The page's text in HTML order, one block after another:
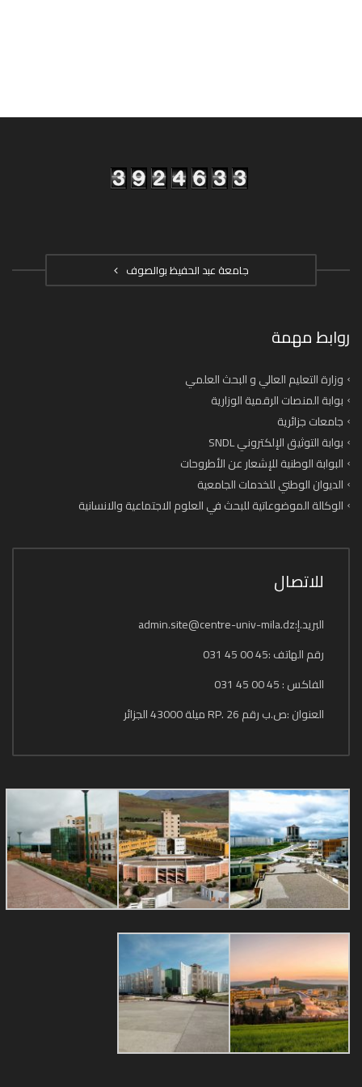
جامعة عبد الحفيظ بوالصوف
روابط مهمة
وزارة التعليم العالي و البحث العلمي
بوابة المنصات الرقمية الوزارية
جامعات جزائرية
بوابة التوثيق الإلكتروني SNDL
البوابة الوطنية للإشعار عن الأطروحات
الديوان الوطني للخدمات الجامعية
الوكالة الموضوعاتية للبحث في العلوم الاجتماعية والانسانية
للاتصال
البريد.إ:admin.site@centre-univ-mila.dz
رقم الهاتف :45 00 45 031
الفاكس : 45 00 45 031
العنوان :ص.ب رقم 26 .RP ميلة 43000 الجزائر